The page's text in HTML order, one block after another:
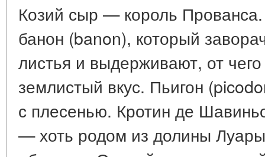
Козий сыр — король
банон (banon), который
листья и выдерживают, от
землистый вкус. Пьигон
с плесенью. Кротин де
— хоть родом из долины